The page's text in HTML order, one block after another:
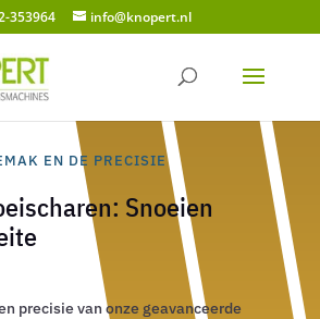
353964 info@knopert.nl
EN DE PRECISIE
Snoeien
precisie van onze geavanceerde